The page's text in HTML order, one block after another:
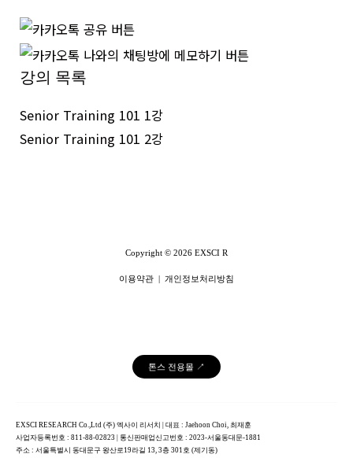
강의 목록
Senior Training 101 1강
Senior Training 101 2강
Copyright © 2026 EXSCI R
이용약관 개인정보처리방침
톤스 전용몰 ↗
EXSCI RESEARCH Co.,Ltd (주) 엑사이 리서치 | 대표 : Jaehoon Choi, 최재훈
사업자등록번호 : 811-88-02823 | 통신판매업신고번호 : 2023-서울동대문-1881
주소 : 서울특별시 동대문구 왕산로19라길 13, 3층 301호 (제기동)